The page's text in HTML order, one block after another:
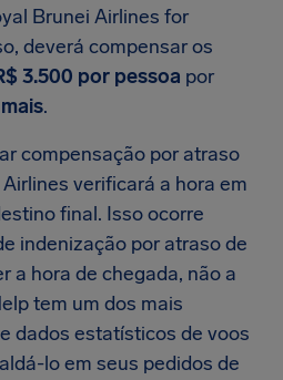
Brunei Airlines for
deverá compensar os
3.500 por pessoa por
.
compensação por atraso
verificará a hora em
final. Isso ocorre
indenização por atraso de
a hora de chegada, não a
tem um dos mais
dados estatísticos de voos
lo em seus pedidos de